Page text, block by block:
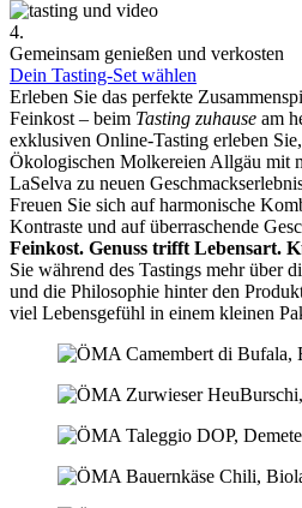
4.
Gemeinsam genießen und verkosten
Dein Tasting-Set wählen
Erleben Sie das perfekte
Feinkost – beim Tasting zuhause am
exklusiven Online-Tasting erleben
Ökologischen Molkereien Allgäu mit
LaSelva zu neuen
Freuen Sie sich auf harmonische
Kontraste und auf überraschende
Feinkost. Genuss trifft Lebensart.
Sie während des Tastings mehr über
und die Philosophie hinter den
viel Lebensgefühl in einem kleinen